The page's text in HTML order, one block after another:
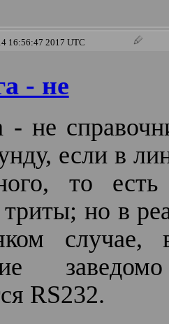
16:56:47 2017 UTC
- не
- не
если в
то
но в
случае,
RS232.